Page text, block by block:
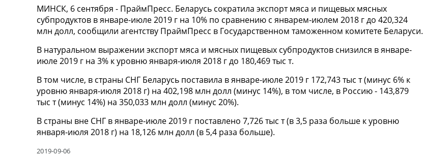
МИНСК, 6 сентября - ПраймПресс. Беларусь сократила экспорт мяса и пищевых мясных
субпродуктов в январе-июле 2019 г на 10% по сравнению с январем-июлем 2018 г до 420,324
млн долл, сообщили агентству ПраймПресс в Государственном таможенном комитете Беларуси.
В натуральном выражении экспорт мяса и мясных пищевых субпродуктов снизился в январе-
июле 2019 г на 3% к уровню января-июля 2018 г до 180,469 тыс т.
В том числе, в страны СНГ Беларусь поставила в январе-июле 2019 г 172,743 тыс т (минус 6% к
уровню января-июля 2018 г) на 402,198 млн долл (минус 14%), в том числе, в Россию - 143,879
тыс т (минус 14%) на 350,033 млн долл (минус 20%).
В страны вне СНГ в январе-июле 2019 г поставлено 7,726 тыс т (в 3,5 раза больше к уровню
января-июля 2018 г) на 18,126 млн долл (в 5,4 раза больше).
2019-09-06